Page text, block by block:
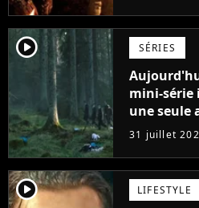
player2 SÉRIES
mini-série
une seule
31 juillet
player2 LIFESTYLE